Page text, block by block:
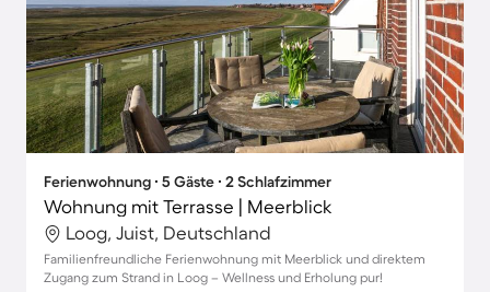
Ferienwohnung ∙ 5 Gäste ∙ 2 Schlafzimmer
Wohnung mit Terrasse | Meerblick
Loog, Juist, Deutschland
Familienfreundliche Ferienwohnung mit Meerblick und direktem
Zugang zum Strand in Loog – Wellness und Erholung pur!